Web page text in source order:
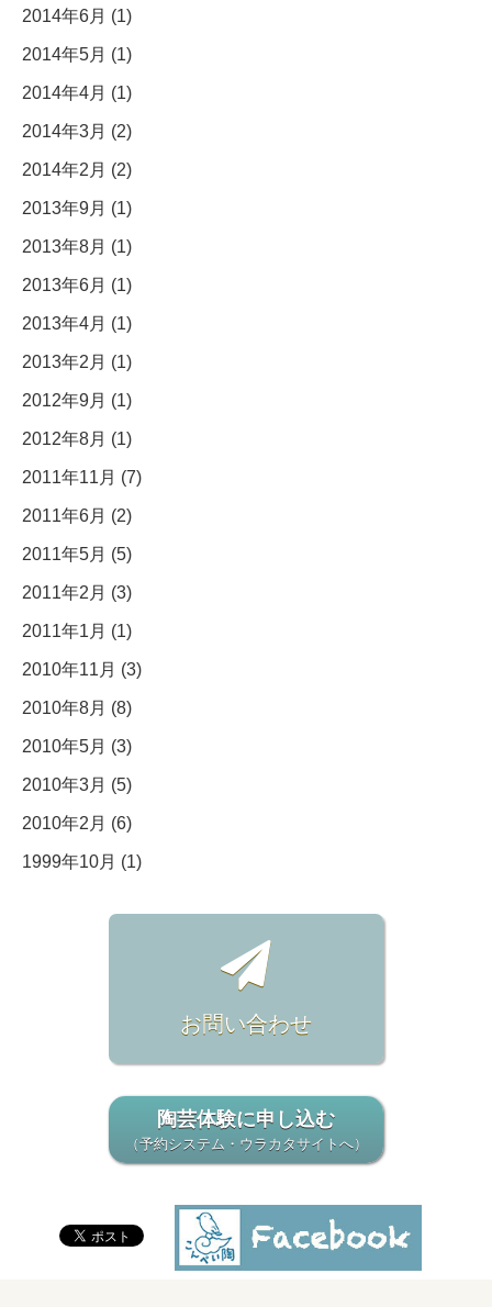
2014年6月 (1)
2014年5月 (1)
2014年4月 (1)
2014年3月 (2)
2014年2月 (2)
2013年9月 (1)
2013年8月 (1)
2013年6月 (1)
2013年4月 (1)
2013年2月 (1)
2012年9月 (1)
2012年8月 (1)
2011年11月 (7)
2011年6月 (2)
2011年5月 (5)
2011年2月 (3)
2011年1月 (1)
2010年11月 (3)
2010年8月 (8)
2010年5月 (3)
2010年3月 (5)
2010年2月 (6)
1999年10月 (1)
お問い合わせ
陶芸体験に申し込む
（予約システム・ウラカタサイトへ）